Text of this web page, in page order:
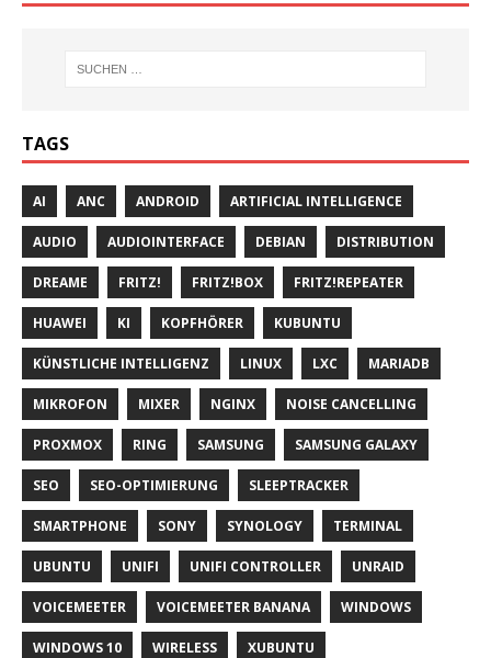
TAGS
AI ANC ANDROID ARTIFICIAL INTELLIGENCE
AUDIO AUDIOINTERFACE DEBIAN DISTRIBUTION
DREAME FRITZ! FRITZ!BOX FRITZ!REPEATER
HUAWEI KI KOPFHÖRER KUBUNTU
KÜNSTLICHE INTELLIGENZ LINUX LXC MARIADB
MIKROFON MIXER NGINX NOISE CANCELLING
PROXMOX RING SAMSUNG SAMSUNG GALAXY
SEO SEO-OPTIMIERUNG SLEEPTRACKER
SMARTPHONE SONY SYNOLOGY TERMINAL
UBUNTU UNIFI UNIFI CONTROLLER UNRAID
VOICEMEETER VOICEMEETER BANANA WINDOWS
WINDOWS 10 WIRELESS XUBUNTU